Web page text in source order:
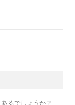
るでしょうか？